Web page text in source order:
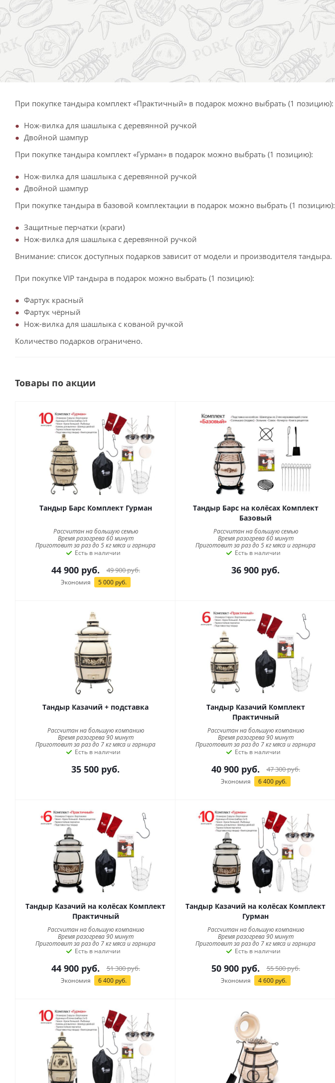
При покупке тандыра комплект «Практичный» в подарок можно выбрать (1 позицию):
Нож-вилка для шашлыка с деревянной ручкой
Двойной шампур
При покупке тандыра комплект «Гурман» в подарок можно выбрать (1 позицию):
Нож-вилка для шашлыка с деревянной ручкой
Двойной шампур
При покупке тандыра в базовой комплектации в подарок можно выбрать (1 позицию):
Защитные перчатки (краги)
Нож-вилка для шашлыка с деревянной ручкой
Внимание: список доступных подарков зависит от модели и производителя тандыра.
При покупке VIP тандыра в подарок можно выбрать (1 позицию):
Фартук красный
Фартук чёрный
Нож-вилка для шашлыка с кованой ручкой
Количество подарков ограничено.
Товары по акции
Тандыр Барс Комплект Гурман
Рассчитан на большую семью
Время разогрева 60 минут
Приготовит за раз до 5 кг мяса и гарнира
Есть в наличии
44 900руб. 49 900руб.
Экономия 5 000руб.
Тандыр Барс на колёсах Комплект
Базовый
Рассчитан на большую семью
Время разогрева 60 минут
Приготовит за раз до 5 кг мяса и гарнира
Есть в наличии
36 900 руб.
Тандыр Казачий + подставка
Рассчитан на большую компанию
Время разогрева 90 минут
Приготовит за раз до 7 кг мяса и гарнира
Есть в наличии
35 500 руб.
Тандыр Казачий Комплект
Практичный
Рассчитан на большую компанию
Время разогрева 90 минут
Приготовит за раз до 7 кг мяса и гарнира
Есть в наличии
40 900руб. 47 300руб.
Экономия 6 400руб.
Тандыр Казачий на колёсах Комплект
Практичный
Рассчитан на большую компанию
Время разогрева 90 минут
Приготовит за раз до 7 кг мяса и гарнира
Есть в наличии
44 900руб. 51 300руб.
Экономия 6 400руб.
Тандыр Казачий на колёсах Комплект
Гурман
Рассчитан на большую компанию
Время разогрева 90 минут
Приготовит за раз до 7 кг мяса и гарнира
Есть в наличии
50 900руб. 55 500руб.
Экономия 4 600руб.